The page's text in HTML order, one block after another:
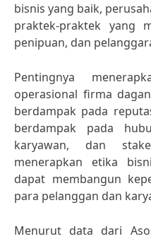
bisnis yang baik,
praktek-praktek yang
penipuan, dan
Pentingnya
operasional firma
berdampak pada
berdampak pada
karyawan, dan
menerapkan etika
dapat membangun
para pelanggan dan
Menurut data dari